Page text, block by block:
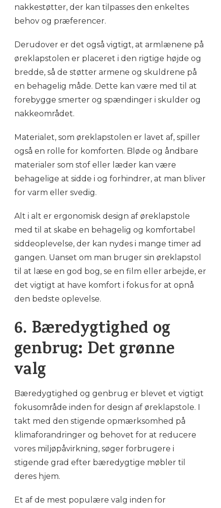
nakkestøtter, der kan tilpasses den enkeltes
behov og præferencer.
Derudover er det også vigtigt, at armlænene på
øreklapstolen er placeret i den rigtige højde og
bredde, så de støtter armene og skuldrene på
en behagelig måde. Dette kan være med til at
forebygge smerter og spændinger i skulder og
nakkeområdet.
Materialet, som øreklapstolen er lavet af, spiller
også en rolle for komforten. Bløde og åndbare
materialer som stof eller læder kan være
behagelige at sidde i og forhindrer, at man bliver
for varm eller svedig.
Alt i alt er ergonomisk design af øreklapstole
med til at skabe en behagelig og komfortabel
siddeoplevelse, der kan nydes i mange timer ad
gangen. Uanset om man bruger sin øreklapstol
til at læse en god bog, se en film eller arbejde, er
det vigtigt at have komfort i fokus for at opnå
den bedste oplevelse.
6. Bæredygtighed og
genbrug: Det grønne
valg
Bæredygtighed og genbrug er blevet et vigtigt
fokusområde inden for design af øreklapstole. I
takt med den stigende opmærksomhed på
klimaforandringer og behovet for at reducere
vores miljøpåvirkning, søger forbrugere i
stigende grad efter bæredygtige møbler til
deres hjem.
Et af de mest populære valg inden for